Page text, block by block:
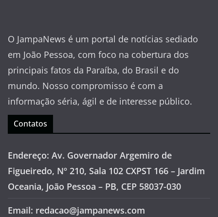
O JampaNews é um portal de notícias sediado
em João Pessoa, com foco na cobertura dos
principais fatos da Paraíba, do Brasil e do
mundo. Nosso compromisso é com a
informação séria, ágil e de interesse público.
Contatos
Endereço: Av. Governador Argemiro de
Figueiredo, Nº 210, Sala 102 CXPST 166 – Jardim
Oceania, João Pessoa – PB, CEP 58037-030
Email: redacao@jampanews.com